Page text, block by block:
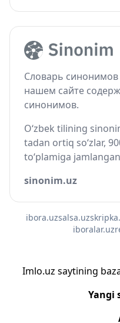
Словарь синонимов
нашем сайте
синонимов.
O‘zbek tilining
tadan ortiq so‘zlar,
to‘plamiga
sinonim.uz
ibora.uzsalsa.uz
iboralar.uz
Imlo.uz saytining
Yangi